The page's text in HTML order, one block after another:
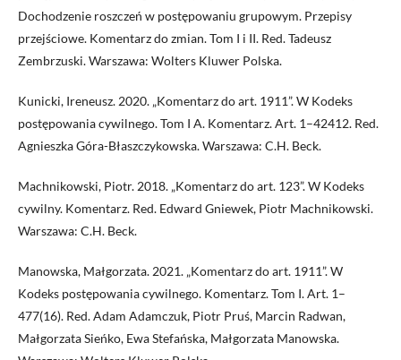
Dochodzenie roszczeń w postępowaniu grupowym. Przepisy
przejściowe. Komentarz do zmian. Tom I i II. Red. Tadeusz
Zembrzuski. Warszawa: Wolters Kluwer Polska.
Kunicki, Ireneusz. 2020. „Komentarz do art. 1911”. W Kodeks
postępowania cywilnego. Tom I A. Komentarz. Art. 1–42412. Red.
Agnieszka Góra-Błaszczykowska. Warszawa: C.H. Beck.
Machnikowski, Piotr. 2018. „Komentarz do art. 123”. W Kodeks
cywilny. Komentarz. Red. Edward Gniewek, Piotr Machnikowski.
Warszawa: C.H. Beck.
Manowska, Małgorzata. 2021. „Komentarz do art. 1911”. W
Kodeks postępowania cywilnego. Komentarz. Tom I. Art. 1–
477(16). Red. Adam Adamczuk, Piotr Pruś, Marcin Radwan,
Małgorzata Sieńko, Ewa Stefańska, Małgorzata Manowska.